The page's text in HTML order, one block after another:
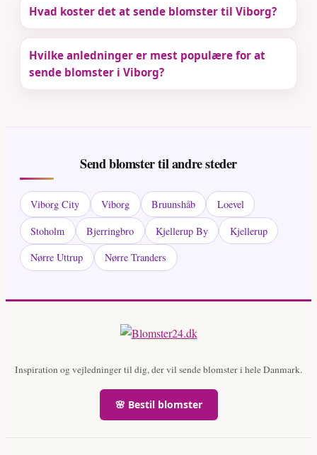
Hvad koster det at sende blomster til Viborg?
Hvilke anledninger er mest populære for at
sende blomster i Viborg?
Send blomster til andre steder
Viborg City Viborg Bruunshåb
Loevel
Stoholm
Bjerringbro Kjellerup By
Kjellerup
Nørre Uttrup
Nørre Tranders
Inspiration og vejledninger til dig, der vil sende blomster i hele Danmark.
🌸 Bestil blomster